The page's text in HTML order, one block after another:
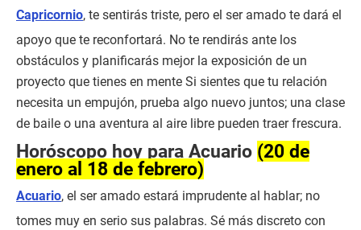
Capricornio, te sentirás triste, pero el ser amado te dará el
apoyo que te reconfortará. No te rendirás ante los
obstáculos y planificarás mejor la exposición de un
proyecto que tienes en mente Si sientes que tu relación
necesita un empujón, prueba algo nuevo juntos; una clase
de baile o una aventura al aire libre pueden traer frescura.
Horóscopo hoy para Acuario (20 de
enero al 18 de febrero)
Acuario, el ser amado estará imprudente al hablar; no
tomes muy en serio sus palabras. Sé más discreto con